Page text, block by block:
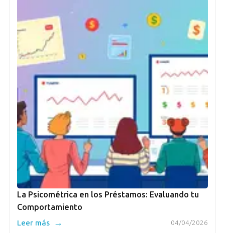
La Psicométrica en los Préstamos: Evaluando tu
Comportamiento
04/04/2026
Leer más →